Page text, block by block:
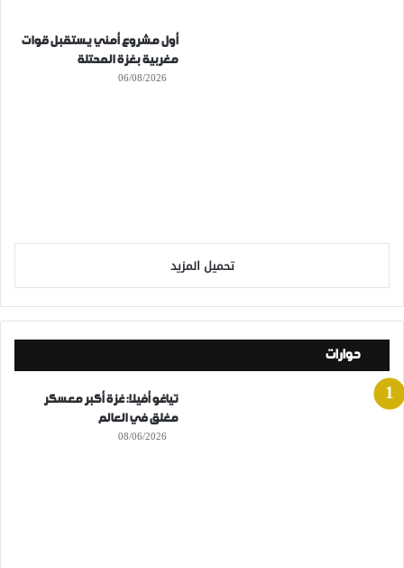
أول مشروع أمني يستقبل قوات
مغربية بغزة المحتلة
06/08/2026
تحميل المزيد
حوارات
تياغو أفيلا: غزة أكبر معسكر
مغلق في العالم
08/06/2026